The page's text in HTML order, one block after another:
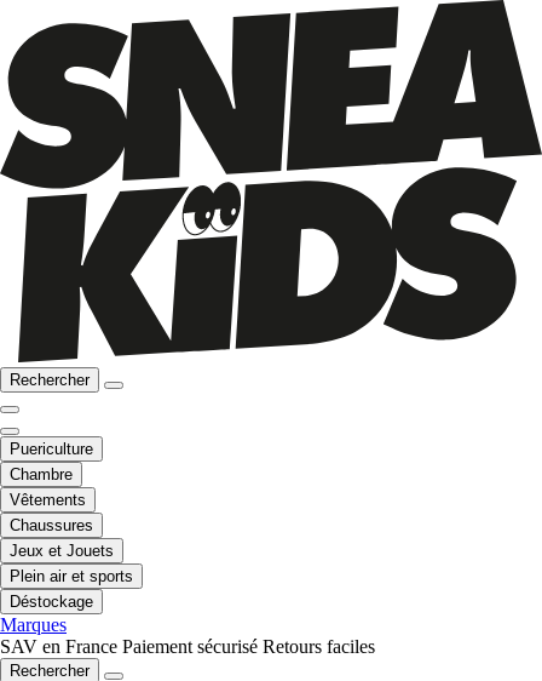
Rechercher
Puericulture
Chambre
Vêtements
Chaussures
Jeux et Jouets
Plein air et sports
Déstockage
Marques
SAV en France Paiement sécurisé Retours faciles
Rechercher